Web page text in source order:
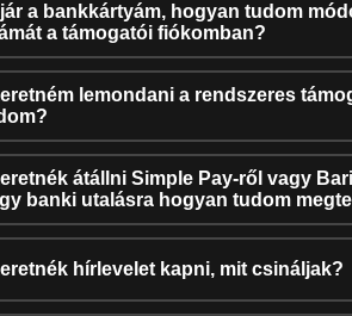
a bankkártyám, hogyan tudom
a támogatói fiókomban?
lemondani a rendszeres
átállni Simple Pay-ről vagy
banki utalásra hogyan tudom
hírlevelet kapni, mit csináljak?